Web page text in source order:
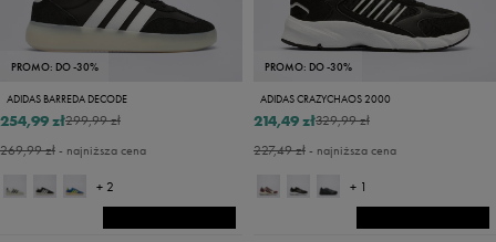
PROMO: DO -30%
ADIDAS BARREDA DECODE
299,99 zł
254,99 zł
269,99 zł- najniższa cena
+ 2
PROMO: DO -30%
ADIDAS CRAZYCHAOS 2000
329,99 zł
214,49 zł
227,49 zł- najniższa cena
+ 1